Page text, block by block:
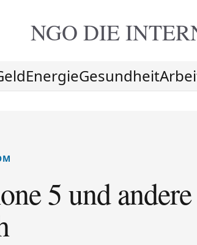
NGO DIE
EnergieGesundheit
5 und andere